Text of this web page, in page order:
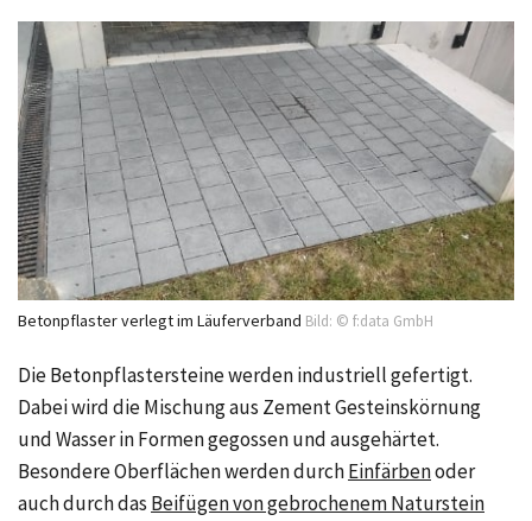
Betonpflaster verlegt im Läuferverband Bild: © f:data GmbH
Die Betonpflastersteine werden industriell gefertigt.
Dabei wird die Mischung aus Zement Gesteinskörnung
und Wasser in Formen gegossen und ausgehärtet.
Besondere Oberflächen werden durchEinfärbenoder
auch durch das Beifügen von gebrochenem Naturstein